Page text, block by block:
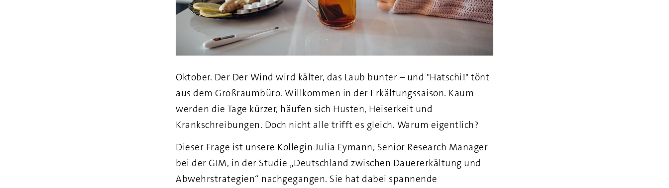
Oktober. Der Der Wind wird kälter, das Laub bunter – und "Hatschi!" tönt
aus dem Großraumbüro. Willkommen in der Erkältungssaison. Kaum
werden die Tage kürzer, häufen sich Husten, Heiserkeit und
Krankschreibungen. Doch nicht alle trifft es gleich. Warum eigentlich?
Dieser Frage ist unsere Kollegin Julia Eymann, Senior Research Manager
bei der GIM, in der Studie „Deutschland zwischen Dauererkältung und
Abwehrstrategien“ nachgegangen. Sie hat dabei spannende